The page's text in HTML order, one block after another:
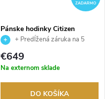
ZADARMO
Pánske hodinky Citizen
JY8078-52L
+ Predĺžená záruka na 5
rokov. Až 100 dní na vrátenie
tovaru. Autorizovaný predajca.
€649
Na externom sklade
DO KOŠÍKA